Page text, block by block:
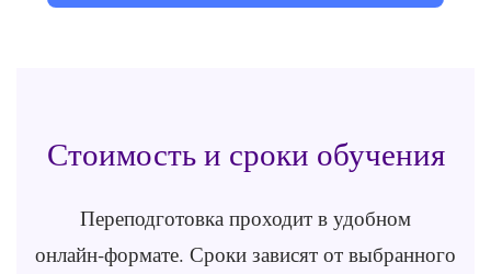
Стоимость и сроки обучения
Переподготовка проходит в удобном
онлайн‑формате. Сроки зависят от выбранного